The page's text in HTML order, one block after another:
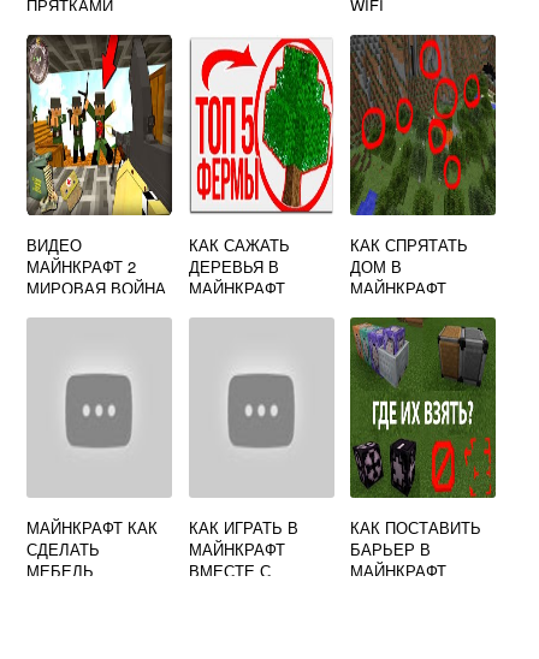
ПРЯТКАМИ
WIFI
ВИДЕО
МАЙНКРАФТ 2
МИРОВАЯ ВОЙНА
КАК САЖАТЬ
ДЕРЕВЬЯ В
МАЙНКРАФТ
КАК СПРЯТАТЬ
ДОМ В
МАЙНКРАФТ
МАЙНКРАФТ КАК
СДЕЛАТЬ
МЕБЕЛЬ
КАК ИГРАТЬ В
МАЙНКРАФТ
ВМЕСТЕ С
КАК ПОСТАВИТЬ
БАРЬЕР В
МАЙНКРАФТ